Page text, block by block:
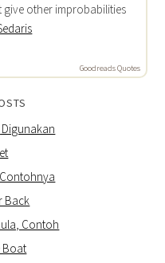
give other improbabilities
Goodreads Quotes
Back
Contoh
Boat